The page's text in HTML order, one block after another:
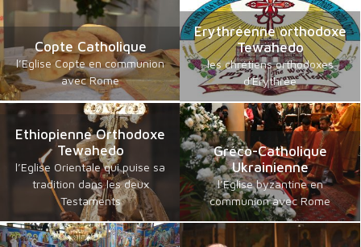
Copte Catholique
l’Eglise Copte en communion
avec Rome
Erythréenne orthodoxe
Tewahedo
les chrétiens orthodoxes
d'Erythrée
Ethiopienne Orthodoxe
Tewahedo
l’Eglise Orientale qui puise sa
tradition dans les deux
Testaments
Gréco-Catholique
Ukrainienne
l’Eglise byzantine en
communion avec Rome